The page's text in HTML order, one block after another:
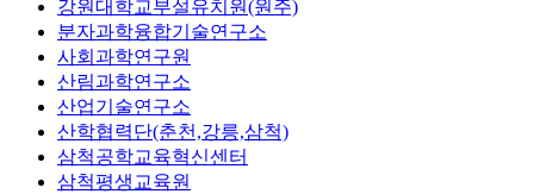
강원대학교부설유치원(원주)
분자과학융합기술연구소
사회과학연구원
산림과학연구소
산업기술연구소
산학협력단(춘천,강릉,삼척)
삼척공학교육혁신센터
삼척평생교육원